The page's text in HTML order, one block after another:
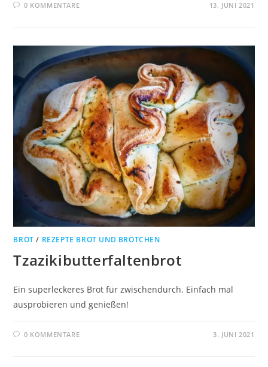
0 KOMMENTARE 13. JUNI 2021
BROT / REZEPTE BROT UND BRÖTCHEN
Tzazikibutterfaltenbrot
Ein superleckeres Brot für zwischendurch. Einfach mal
ausprobieren und genießen!
0 KOMMENTARE 3. JUNI 2021